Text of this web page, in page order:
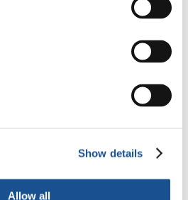
Show details
Allow all
de ecología,
y salud en